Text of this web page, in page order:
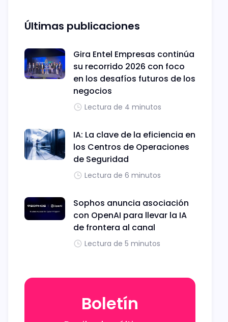
Últimas publicaciones
Gira Entel Empresas continúa
su recorrido 2026 con foco
en los desafíos futuros de los
negocios
Lectura de 4 minutos
IA: La clave de la eficiencia en
los Centros de Operaciones
de Seguridad
Lectura de 6 minutos
Sophos anuncia asociación
con OpenAI para llevar la IA
de frontera al canal
Lectura de 5 minutos
Boletín